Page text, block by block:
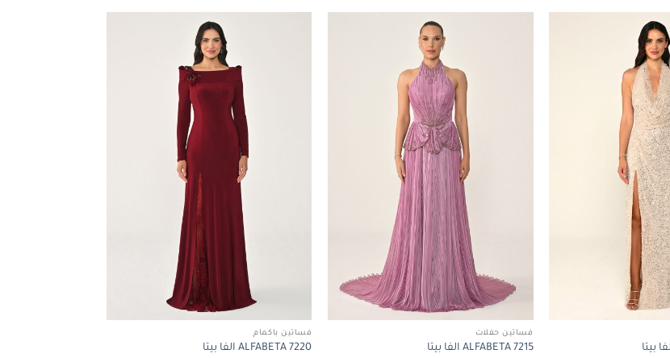
فساتين حفلات
ALFABETA 7215 الفا بيتا
فساتين باكمام
ALFABETA 7220 الفا بيتا